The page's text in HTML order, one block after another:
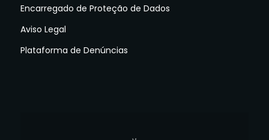
Encarregado de Proteção de Dados
Aviso Legal
Plataforma de Denúncias